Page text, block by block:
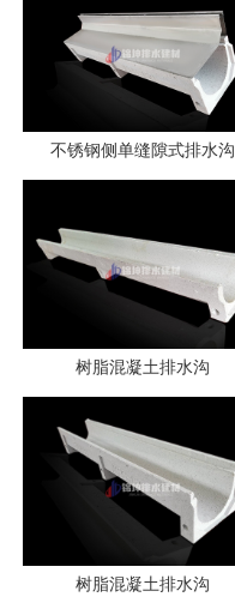
不锈钢侧单缝隙式排水沟
树脂混凝土排水沟
树脂混凝土排水沟